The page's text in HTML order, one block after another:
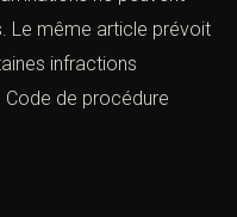
condamnation
toutes les
être
limites, notamment